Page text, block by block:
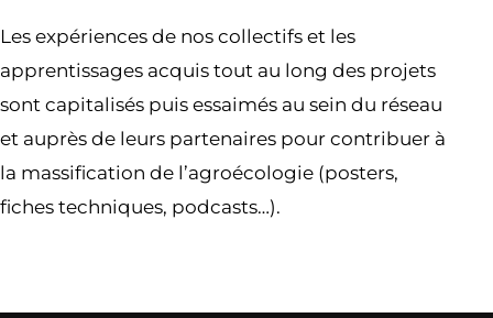
Les expériences de nos collectifs et les
apprentissages acquis tout au long des projets
sont capitalisés puis essaimés au sein du réseau
et auprès de leurs partenaires pour contribuer à
la massification de l’agroécologie (posters,
fiches techniques, podcasts…).